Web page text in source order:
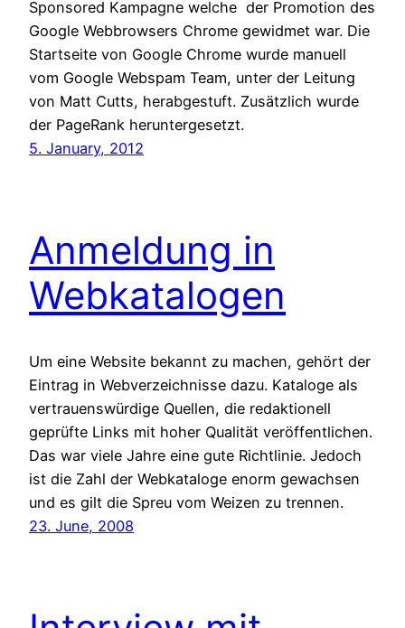
Sponsored Kampagne welche der Promotion des
Google Webbrowsers Chrome gewidmet war. Die
Startseite von Google Chrome wurde manuell
vom Google Webspam Team, unter der Leitung
von Matt Cutts, herabgestuft. Zusätzlich wurde
der PageRank heruntergesetzt.
5. January, 2012
Anmeldung in
Webkatalogen
Um eine Website bekannt zu machen, gehört der
Eintrag in Webverzeichnisse dazu. Kataloge als
vertrauenswürdige Quellen, die redaktionell
geprüfte Links mit hoher Qualität veröffentlichen.
Das war viele Jahre eine gute Richtlinie. Jedoch
ist die Zahl der Webkataloge enorm gewachsen
und es gilt die Spreu vom Weizen zu trennen.
23. June, 2008